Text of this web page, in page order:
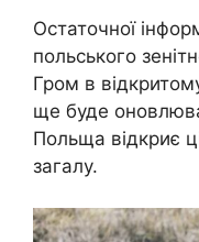
Остаточної
польського
Гром в
ще буде
Польща відкриє
загалу.